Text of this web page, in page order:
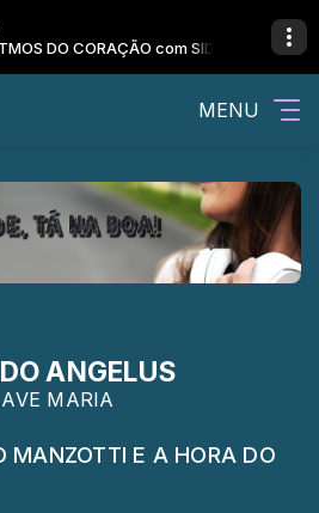
DO CORAÇÃO com SIDNEY
MENU
ANGELUS
MARIA
MANZOTTI E A HORA DO